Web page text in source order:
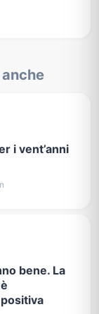
i vent’anni
bene. La